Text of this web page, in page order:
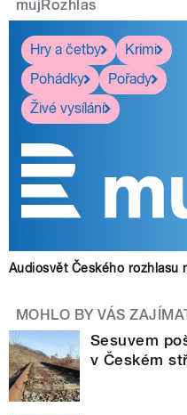
mujRozhlas
Hry a četby
Krimi
Pohádky
Pořady
Živé vysílání
Audiosvět Českého rozhlasu
MOHLO BY VÁS
Sesuvem
v Českém